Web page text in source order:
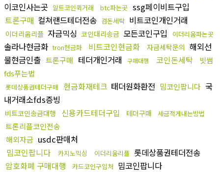
이코인사는곳 알트코인퀵거래 btc파는곳 ssg페이비트구입
트론구매 컬쳐랜드테더전송 검돈세탁 비트코인개인거래
이더리움리플 자금믹싱 코인대리송금 모든코인구입 이더리움파는곳
솔라나현금화 tron현금화 비트코인현금화 자금세탁문의 해외선
물현금인출 트론구매 테더개인거래 구매대행 코인돈세탁
빗썸
fds푸는법
롯데상품권테더구매 현금화재테크 태더원화환전 밈코인팝니다 국
내거래소fds증빙
비트코인송금대행 신용카드테더구입 테더구매 세금적게내는방법
트론리플코인전송
해외자금 usdc판매처
밈코인팝니다
카지노믹싱 이더리움리플 롯데상품권테더전송
암호화폐 구매대행
카드코인구입처 밈코인팝니다